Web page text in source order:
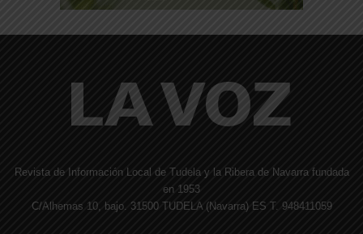
Revista de Información Local de Tudela y la Ribera de Navarra fundada
en 1953
C/Alhemas 10, bajo. 31500 TUDELA (Navarra) ES T. 948411059